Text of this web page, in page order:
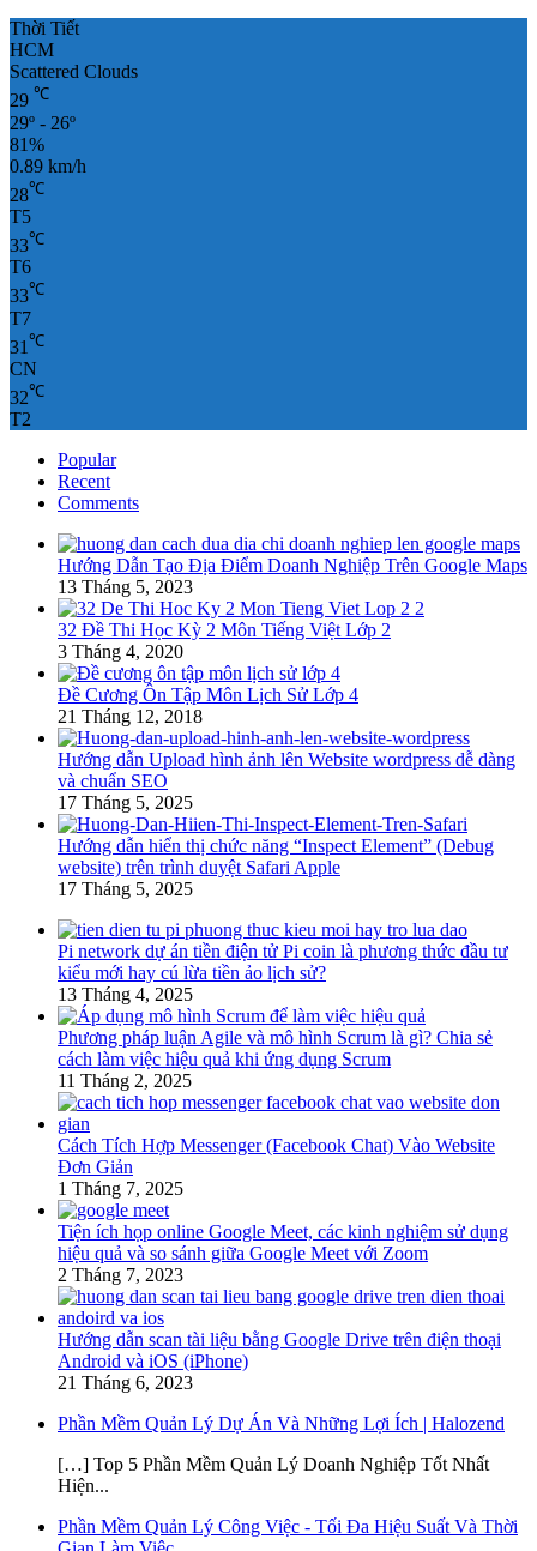
Thời Tiết
HCM
Scattered Clouds
29 ℃
29º - 26º
81%
0.89 km/h
28℃
T5
33℃
T6
33℃
T7
31 ℃
CN
32℃
T2
Popular
Recent
Comments
Hướng Dẫn Tạo Địa Điểm Doanh Nghiệp Trên Google Maps
13 Tháng 5, 2023
32 Đề Thi Học Kỳ 2 Môn Tiếng Việt Lớp 2
3 Tháng 4, 2020
Đề Cương Ôn Tập Môn Lịch Sử Lớp 4
21 Tháng 12, 2018
Hướng dẫn Upload hình ảnh lên Website wordpress dễ dàng
và chuẩn SEO
17 Tháng 5, 2025
Hướng dẫn hiển thị chức năng “Inspect Element” (Debug
website) trên trình duyệt Safari Apple
17 Tháng 5, 2025
Pi network dự án tiền điện tử Pi coin là phương thức đầu tư
kiểu mới hay cú lừa tiền ảo lịch sử?
13 Tháng 4, 2025
Phương pháp luận Agile và mô hình Scrum là gì? Chia sẻ
cách làm việc hiệu quả khi ứng dụng Scrum
11 Tháng 2, 2025
Cách Tích Hợp Messenger (Facebook Chat) Vào Website
Đơn Giản
1 Tháng 7, 2025
Tiện ích họp online Google Meet, các kinh nghiệm sử dụng
hiệu quả và so sánh giữa Google Meet với Zoom
2 Tháng 7, 2023
Hướng dẫn scan tài liệu bằng Google Drive trên điện thoại
Android và iOS (iPhone)
21 Tháng 6, 2023
Phần Mềm Quản Lý Dự Án Và Những Lợi Ích | Halozend
[…] Top 5 Phần Mềm Quản Lý Doanh Nghiệp Tốt Nhất
Hiện...
Phần Mềm Quản Lý Công Việc - Tối Đa Hiệu Suất Và Thời